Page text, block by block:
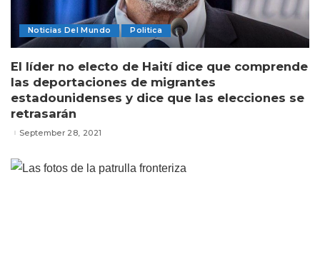
Noticias Del Mundo Politica
El líder no electo de Haití dice que comprende
las deportaciones de migrantes
estadounidenses y dice que las elecciones se
retrasarán
September 28, 2021